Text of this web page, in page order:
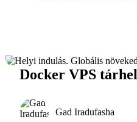
Docker VPS
Gad Iradufasha